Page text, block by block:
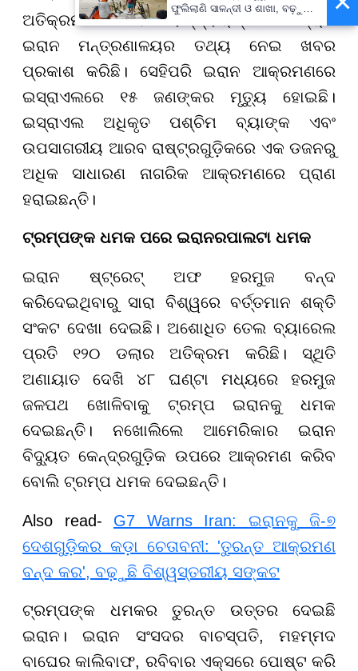
ଅତିକ୍ରମ କରିଛି ବୋଲି ରାଷ୍ଟ୍ରାୟତ୍ତ ଗଣମାଧ୍ୟମ
ଇରାନ ମନ୍ତ୍ରଣାଳୟର ତଥ୍ୟ ନେଇ ଖବର
ପ୍ରକାଶ କରିଛି। ସେହିପରି ଇରାନ ଆକ୍ରମଣରେ
ଇସ୍ରାଏଲରେ ୧୫ ଜଣଙ୍କର ମୃତ୍ୟୁ ହୋଇଛି।
ଇସ୍ରାଏଲ ଅଧିକୃତ ପଶ୍ଚିମ ବ୍ୟାଙ୍କ ଏବଂ
ଉପସାଗରୀୟ ଆରବ ରାଷ୍ଟ୍ରଗୁଡ଼ିକରେ ଏକ ଡଜନରୁ
ଅଧିକ ସାଧାରଣ ନାଗରିକ ଆକ୍ରମଣରେ ପ୍ରାଣ
ହରାଇଛନ୍ତି।
ଟ୍ରମ୍ପଙ୍କ ଧମକ ପରେ ଇରାନରପାଲଟା ଧମକ
ଇରାନ ଷ୍ଟ୍ରେଟ୍ ଅଫ ହରମୁଜ ବନ୍ଦ
କରିଦେଇଥିବାରୁ ସାରା ବିଶ୍ୱରେ ବର୍ତ୍ତମାନ ଶକ୍ତି
ସଂକଟ ଦେଖା ଦେଇଛି। ଅଶୋଧିତ ତେଲ ବ୍ୟାରେଲ
ପ୍ରତି ୧୨୦ ଡଲାର ଅତିକ୍ରମ କରିଛି। ସ୍ଥିତି
ଅଣାୟାତ ଦେଖି ୪୮ ଘଣ୍ଟା ମଧ୍ୟରେ ହରମୁଜ
ଜଳପଥ ଖୋଳିବାକୁ ଟ୍ରମ୍ପ ଇରାନକୁ ଧମକ
ଦେଇଛନ୍ତି। ନଖୋଲିଲେ ଆମେରିକାର ଇରାନ
ବିଦ୍ୟୁତ କେନ୍ଦ୍ରଗୁଡ଼ିକ ଉପରେ ଆକ୍ରମଣ କରିବ
ବୋଲି ଟ୍ରମ୍ପ ଧମକ ଦେଇଛନ୍ତି।
Also read- G7 Warns Iran: ଇରାନକୁ ଜି-୭
ଦେଶଗୁଡ଼ିକର କଡ଼ା ଚେତାବନୀ: 'ତୁରନ୍ତ ଆକ୍ରମଣ
ବନ୍ଦ କର', ବଢ଼ୁଛି ବିଶ୍ୱସ୍ତରୀୟ ସଙ୍କଟ
ଟ୍ରମ୍ପଙ୍କ ଧମକର ତୁରନ୍ତ ଉତ୍ତର ଦେଇଛି
ଇରାନ। ଇରାନ ସଂସଦର ବାଚସ୍ପତି, ମହମ୍ମଦ
ବାଘେର କାଲିବାଫ, ରବିବାର ଏକ୍ସରେ ପୋଷ୍ଟ କରି
ଫୁଲିଲାଣି ସାଳନ୍ଦୀ ଓ ଶାଖା, ବଢ଼ୁଛି